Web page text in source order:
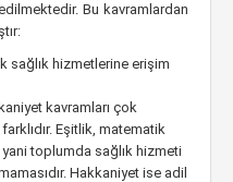
Bu kavramlardan
sağlık hizmetlerine erişim
kavramları çok
farklıdır. Eşitlik, matematik
toplumda sağlık hizmeti
Hakkaniyet ise adil